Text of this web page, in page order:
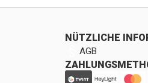
NÜTZLICHE
AGB